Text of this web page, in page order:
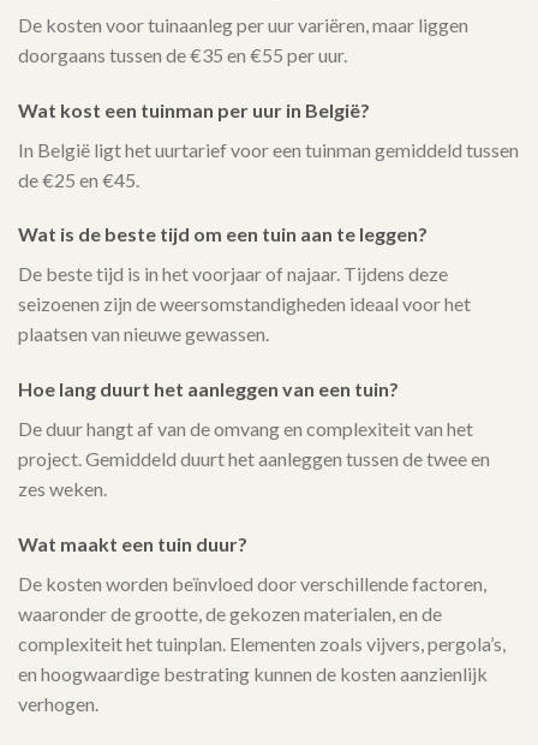
De kosten voor tuinaanleg per uur variëren, maar liggen
doorgaans tussen de €35 en €55 per uur.
Wat kost een tuinman per uur in België?
In België ligt het uurtarief voor een tuinman gemiddeld tussen
de €25 en €45.
Wat is de beste tijd om een tuin aan te leggen?
De beste tijd is in het voorjaar of najaar. Tijdens deze
seizoenen zijn de weersomstandigheden ideaal voor het
plaatsen van nieuwe gewassen.
Hoe lang duurt het aanleggen van een tuin?
De duur hangt af van de omvang en complexiteit van het
project. Gemiddeld duurt het aanleggen tussen de twee en
zes weken.
Wat maakt een tuin duur?
De kosten worden beïnvloed door verschillende factoren,
waaronder de grootte, de gekozen materialen, en de
complexiteit het tuinplan. Elementen zoals vijvers, pergola’s,
en hoogwaardige bestrating kunnen de kosten aanzienlijk
verhogen.